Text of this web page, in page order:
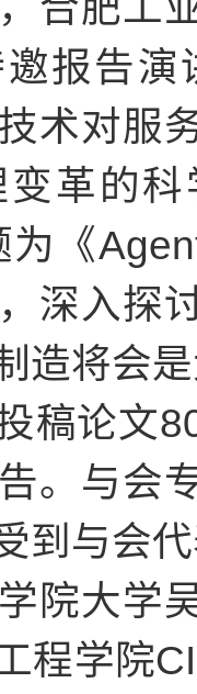
报告
术对服
革的
《
深入探
造将会
稿论文
。与会
到与会
院大学
程学院